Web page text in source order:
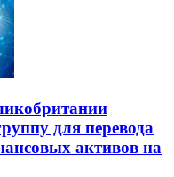
для перевода
активов на